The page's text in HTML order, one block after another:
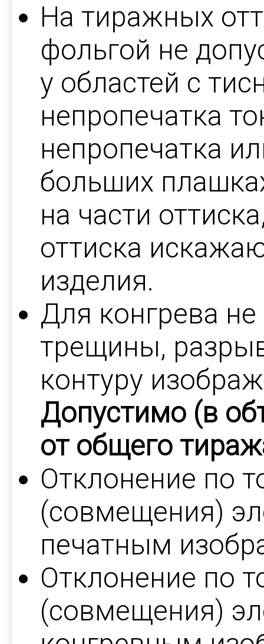
На тиражных
фольгой не
у областей с
непропечатка
непропечатка
больших
на части
оттиска
изделия.
Для конгрева
трещины,
контуру
Допустимо (в
от общего
Отклонение по
(совмещения)
печатным
Отклонение по
(совмещения)